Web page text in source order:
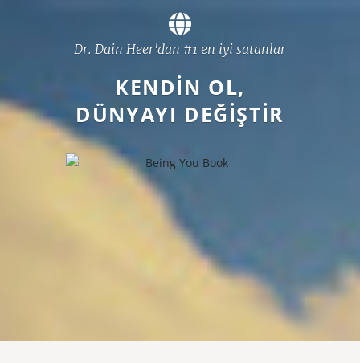
Dr. Dain Heer'dan #1 en iyi satanlar
KENDİN OL,
DÜNYAYI DEĞİŞTİR